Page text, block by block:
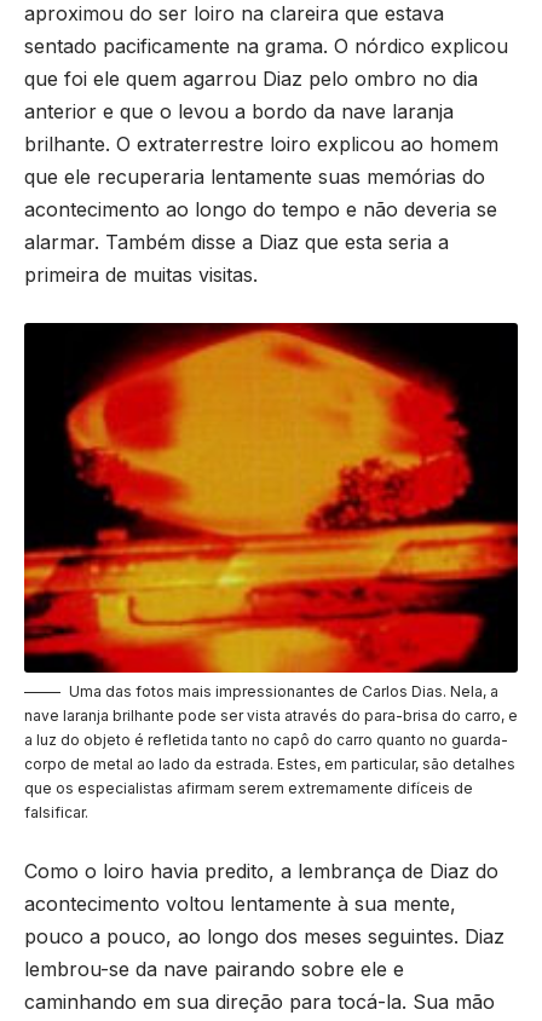
aproximou do ser loiro na clareira que estava
sentado pacificamente na grama. O nórdico explicou
que foi ele quem agarrou Diaz pelo ombro no dia
anterior e que o levou a bordo da nave laranja
brilhante. O extraterrestre loiro explicou ao homem
que ele recuperaria lentamente suas memórias do
acontecimento ao longo do tempo e não deveria se
alarmar. Também disse a Diaz que esta seria a
primeira de muitas visitas.
Uma das fotos mais impressionantes de Carlos Dias. Nela, a
nave laranja brilhante pode ser vista através do para-brisa do carro, e
a luz do objeto é refletida tanto no capô do carro quanto no guarda-
corpo de metal ao lado da estrada. Estes, em particular, são detalhes
que os especialistas afirmam serem extremamente difíceis de
falsificar.
Como o loiro havia predito, a lembrança de Diaz do
acontecimento voltou lentamente à sua mente,
pouco a pouco, ao longo dos meses seguintes. Diaz
lembrou-se da nave pairando sobre ele e
caminhando em sua direção para tocá-la. Sua mão